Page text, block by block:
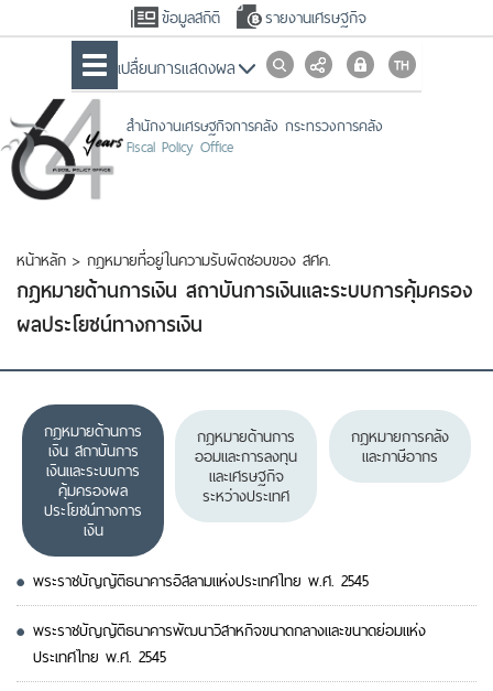
ข้อมูลสถิติ รายงานเศรษฐกิจ
เปลื่ยนการแสดงผล
สำนักงานเศรษฐกิจการคลัง กระทรวงการคลัง
Fiscal Policy Office
หน้าหลัก > กฎหมายที่อยู่ในความรับผิดชอบของ สศค.
กฎหมายด้านการเงิน สถาบันการเงินและระบบการคุ้มครอง
ผลประโยชน์ทางการเงิน
กฎหมายด้านการ
เงิน สถาบันการ
เงินและระบบการ
คุ้มครองผล
ประโยชน์ทางการ
เงิน
กฎหมายด้านการ
ออมและการลงทุน
และเศรษฐกิจ
ระหว่างประเทศ
กฎหมายการคลัง
และภาษีอากร
พระราชบัญญัติธนาคารอิสลามแห่งประเทศไทย พ.ศ. 2545
พระราชบัญญัติธนาคารพัฒนาวิสาหกิจขนาดกลางและขนาดย่อมแห่ง
ประเทศไทย พ.ศ. 2545